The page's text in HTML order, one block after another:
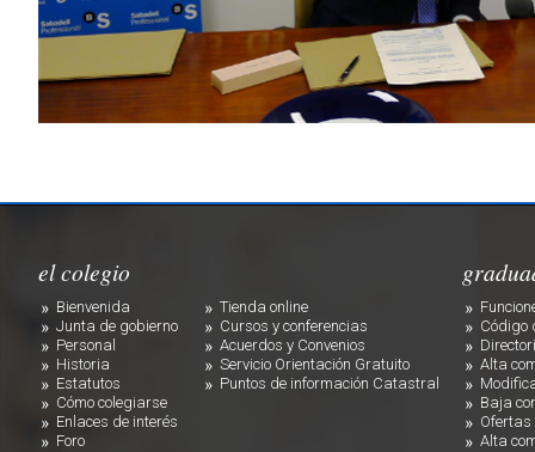
el colegio
Bienvenida
Junta de gobierno
Personal
Historia
Estatutos
Cómo colegiarse
Enlaces de interés
Foro
Tienda online
Cursos y conferencias
Acuerdos y Convenios
Servicio Orientación Gratuito
Puntos de información Catastral
Código
Alta
Baja
Ofertas
Alta